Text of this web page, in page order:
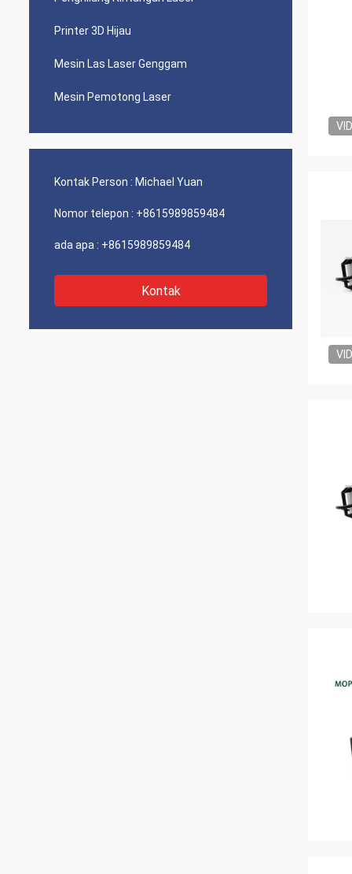
Printer 3D Hijau
Mesin Las Laser Genggam
Mesin Pemotong Laser
Kontak Person : Michael Yuan
Nomor telepon : +8615989859484
ada apa : +8615989859484
Kontak